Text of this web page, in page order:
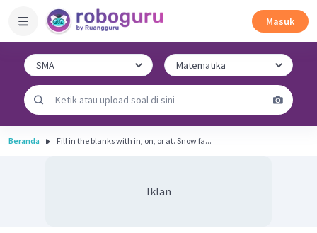
Masuk
Beranda Fill in the blanks with in, on, or at. Snow fa...
Iklan